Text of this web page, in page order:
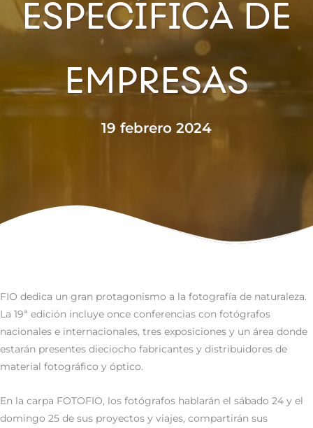
ESPECÍFICA DE
EMPRESAS
19 febrero 2024
FIO dedica un gran protagonismo a la fotografía de naturaleza.
La 19ª edición incluye once conferencias con fotógrafos
nacionales e internacionales, tres exposiciones y un área donde
estarán presentes dieciocho fabricantes y distribuidores de
material fotográfico y óptico.
En la carpa FOTOFIO, los fotógrafos hablarán el sábado 24 y el
domingo 25 de sus proyectos y viajes, compartirán sus